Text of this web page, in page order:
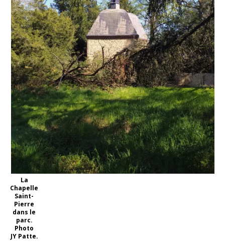
La
Chapelle
Saint-
Pierre
dans le
parc.
Photo
JY Patte.